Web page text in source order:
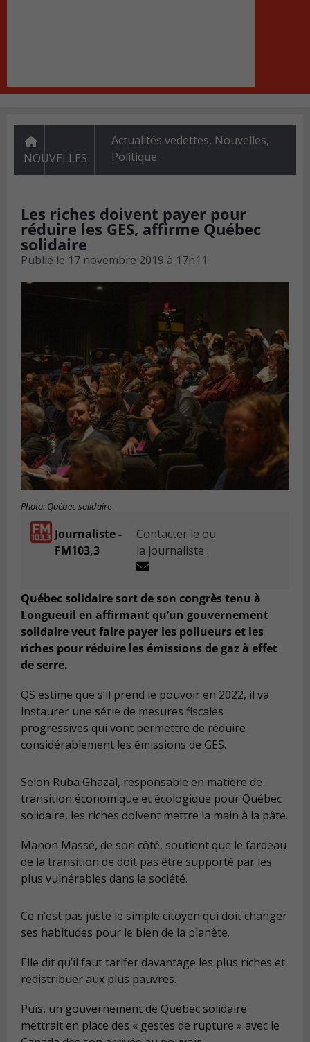
NOUVELLES
Actualités vedettes, Nouvelles,
Politique
Les riches doivent payer pour
réduire les GES, affirme Québec
solidaire
Publié le 17 novembre 2019 à 17h11
Photo: Québec solidaire
Journaliste -
FM103,3
Contacter le ou
la journaliste :
Québec solidaire sort de son congrès tenu à
Longueuil en affirmant qu’un gouvernement
solidaire veut faire payer les pollueurs et les
riches pour réduire les émissions de gaz à effet
de serre.
QS estime que s’il prend le pouvoir en 2022, il va
instaurer une série de mesures fiscales
progressives qui vont permettre de réduire
considérablement les émissions de GES.
Selon Ruba Ghazal, responsable en matière de
transition économique et écologique pour Québec
solidaire, les riches doivent mettre la main à la pâte.
Manon Massé, de son côté, soutient que le fardeau
de la transition de doit pas être supporté par les
plus vulnérables dans la société.
Ce n’est pas juste le simple citoyen qui doit changer
ses habitudes pour le bien de la planète.
Elle dit qu’il faut tarifer davantage les plus riches et
redistribuer aux plus pauvres.
Puis, un gouvernement de Québec solidaire
mettrait en place des « gestes de rupture » avec le